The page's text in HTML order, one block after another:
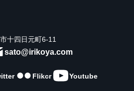
十四日元町6-11
sato@irikoya.com
Flikcr
Youtube